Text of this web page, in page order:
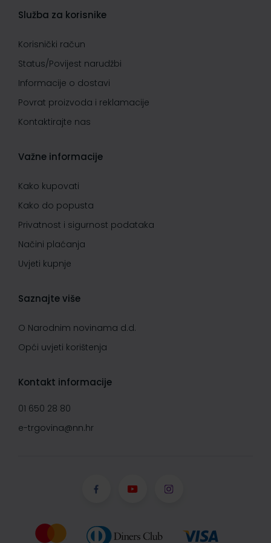
Služba za korisnike
Korisnički račun
Status/Povijest narudžbi
Informacije o dostavi
Povrat proizvoda i reklamacije
Kontaktirajte nas
Važne informacije
Kako kupovati
Kako do popusta
Privatnost i sigurnost podataka
Načini plaćanja
Uvjeti kupnje
Saznajte više
O Narodnim novinama d.d.
Opći uvjeti korištenja
Kontakt informacije
01 650 28 80
e-trgovina@nn.hr